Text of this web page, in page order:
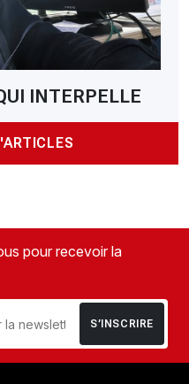
INTERPELLE
pour recevoir la
S’INSCRIRE